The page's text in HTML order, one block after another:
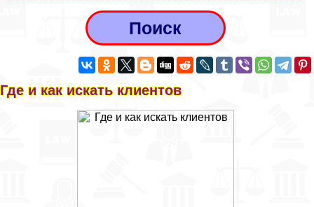
Где и как искать клиентов